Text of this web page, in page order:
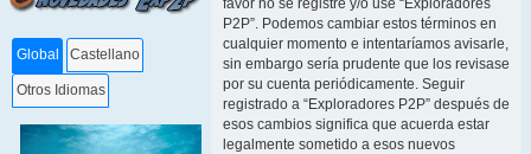
Global Castellano
Otros Idiomas
favor no se registre y/o use “Exploradores
P2P”. Podemos cambiar estos términos en
cualquier momento e intentaríamos avisarle,
sin embargo sería prudente que los revisase
por su cuenta periódicamente. Seguir
registrado a “Exploradores P2P” después de
esos cambios significa que acuerda estar
legalmente sometido a esos nuevos